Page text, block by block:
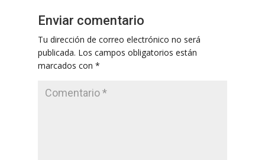
Enviar comentario
Tu dirección de correo electrónico no será
publicada. Los campos obligatorios están
marcados con *